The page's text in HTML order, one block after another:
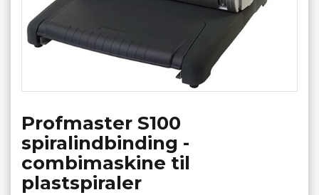
Profmaster S100
spiralindbinding -
combimaskine til
plastspiraler